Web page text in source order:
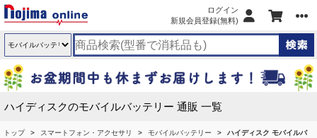
ログイン
新規会員登録(無料)
ハイディスクのモバイルバッテリー 通販 一覧
トップ スマートフォン・アクセサリ モバイルバッテリー
ハイディスク モバイルバ